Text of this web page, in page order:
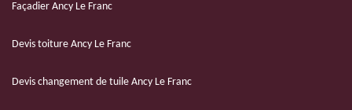
Façadier Ancy Le Franc
Devis toiture Ancy Le Franc
Devis changement de tuile Ancy Le Franc